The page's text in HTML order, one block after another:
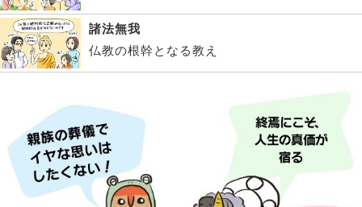
諸法無我
仏教の根幹となる教え